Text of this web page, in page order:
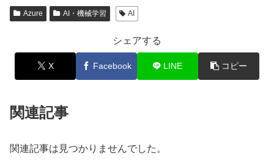
Azure AI・機械学習 AI
シェアする
X Facebook LINE コピー
関連記事
関連記事は見つかりませんでした。